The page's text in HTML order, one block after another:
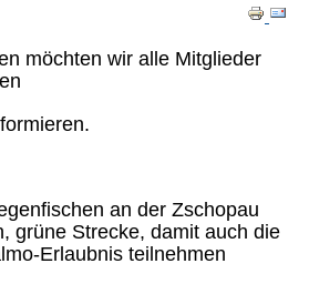
möchten wir alle Mitglieder
an der Zschopau
grüne Strecke, damit auch die
Erlaubnis teilnehmen